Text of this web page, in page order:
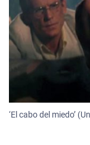
‘El cabo del miedo’